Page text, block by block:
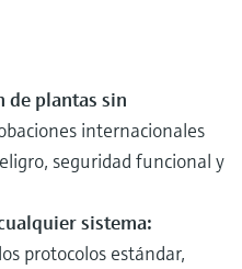
de plantas sin
internacionales
seguridad funcional y
sistema:
protocolos estándar,